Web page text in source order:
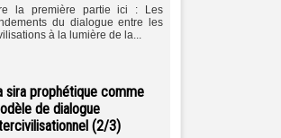
la première partie ici : Les
du dialogue entre les
à la lumière de la...
sira prophétique comme
de dialogue
(2/3)